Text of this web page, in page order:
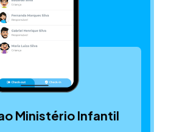
Ministério Infantil